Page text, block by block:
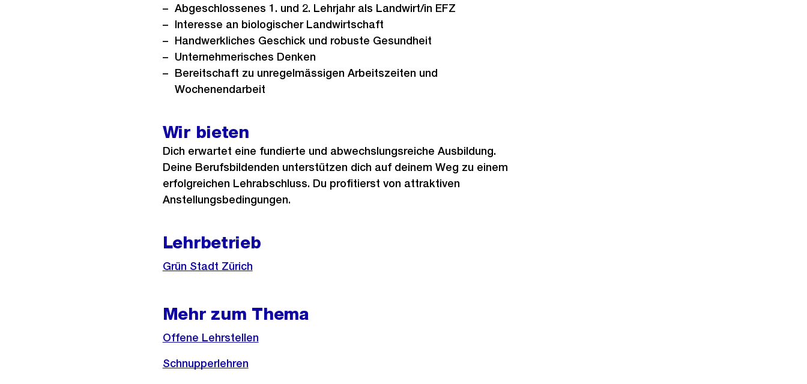
Abgeschlossenes 1. und 2. Lehrjahr als Landwirt/in EFZ
Interesse an biologischer Landwirtschaft
Handwerkliches Geschick und robuste Gesundheit
Unternehmerisches Denken
Bereitschaft zu unregelmässigen Arbeitszeiten und
Wochenendarbeit
Wir bieten
Dich erwartet eine fundierte und abwechslungsreiche Ausbildung.
Deine Berufsbildenden unterstützen dich auf deinem Weg zu einem
erfolgreichen Lehrabschluss. Du profitierst von attraktiven
Anstellungsbedingungen.
Lehrbetrieb
Grün Stadt Zürich
Mehr zum Thema
Offene Lehrstellen
Schnupperlehren